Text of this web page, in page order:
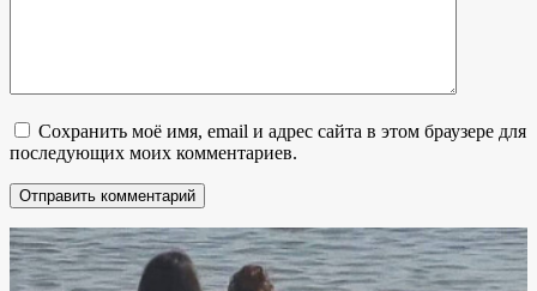
Сохранить моё имя, email и адрес сайта в этом браузере для
последующих моих комментариев.